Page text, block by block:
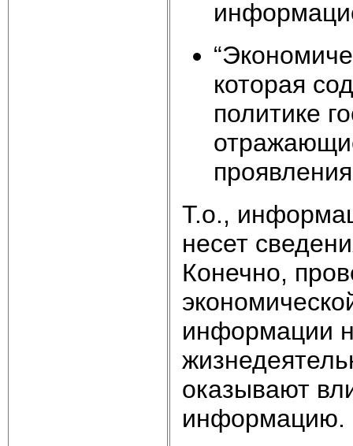
которая
политике
Т.о.,
несет
Конечно,
информации
оказывают
информацию.